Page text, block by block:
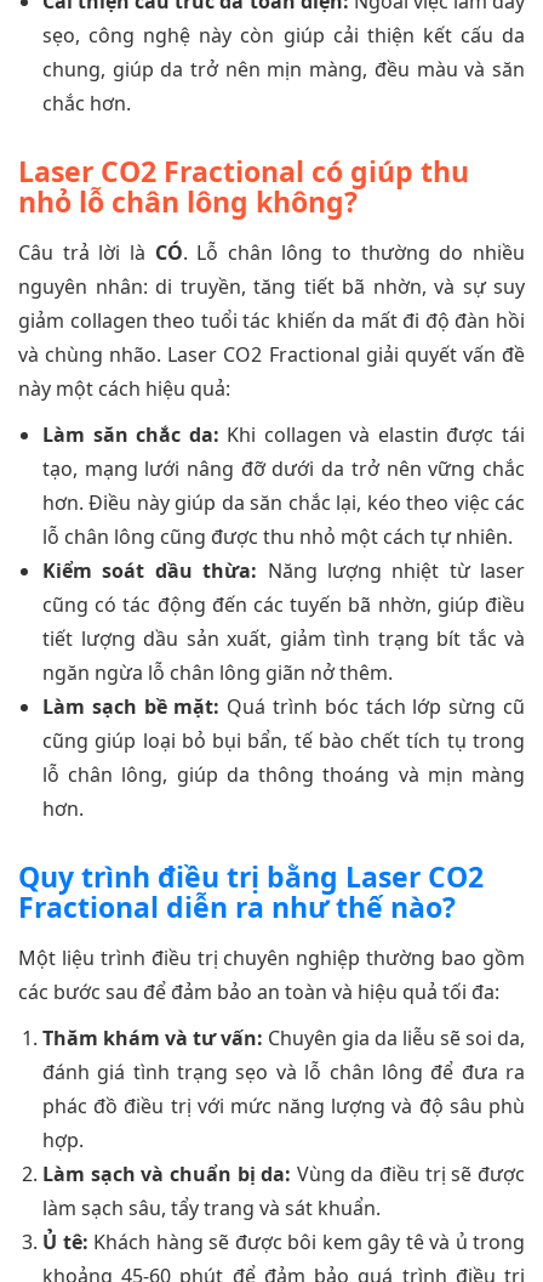
sẹo, công nghệ này còn giúp cải thiện kết cấu da
chung, giúp da trở nên mịn màng, đều màu và săn
chắc hơn.
Laser CO2 Fractional có giúp thu
nhỏ lỗ chân lông không?
Câu trả lời là CÓ. Lỗ chân lông to thường do nhiều
nguyên nhân: di truyền, tăng tiết bã nhờn, và sự suy
giảm collagen theo tuổi tác khiến da mất đi độ đàn hồi
và chùng nhão. Laser CO2 Fractional giải quyết vấn đề
này một cách hiệu quả:
Làm săn chắc da: Khi collagen và elastin được tái
tạo, mạng lưới nâng đỡ dưới da trở nên vững chắc
hơn. Điều này giúp da săn chắc lại, kéo theo việc các
lỗ chân lông cũng được thu nhỏ một cách tự nhiên.
Kiểm soát dầu thừa: Năng lượng nhiệt từ laser
cũng có tác động đến các tuyến bã nhờn, giúp điều
tiết lượng dầu sản xuất, giảm tình trạng bít tắc và
ngăn ngừa lỗ chân lông giãn nở thêm.
Làm sạch bề mặt: Quá trình bóc tách lớp sừng cũ
cũng giúp loại bỏ bụi bẩn, tế bào chết tích tụ trong
lỗ chân lông, giúp da thông thoáng và mịn màng
hơn.
Quy trình điều trị bằng Laser CO2
Fractional diễn ra như thế nào?
Một liệu trình điều trị chuyên nghiệp thường bao gồm
các bước sau để đảm bảo an toàn và hiệu quả tối đa:
Thăm khám và tư vấn: Chuyên gia da liễu sẽ soi da,
đánh giá tình trạng sẹo và lỗ chân lông để đưa ra
phác đồ điều trị với mức năng lượng và độ sâu phù
hợp.
Làm sạch và chuẩn bị da: Vùng da điều trị sẽ được
làm sạch sâu, tẩy trang và sát khuẩn.
Ủ tê: Khách hàng sẽ được bôi kem gây tê và ủ trong
khoảng 45-60 phút để đảm bảo quá trình điều trị